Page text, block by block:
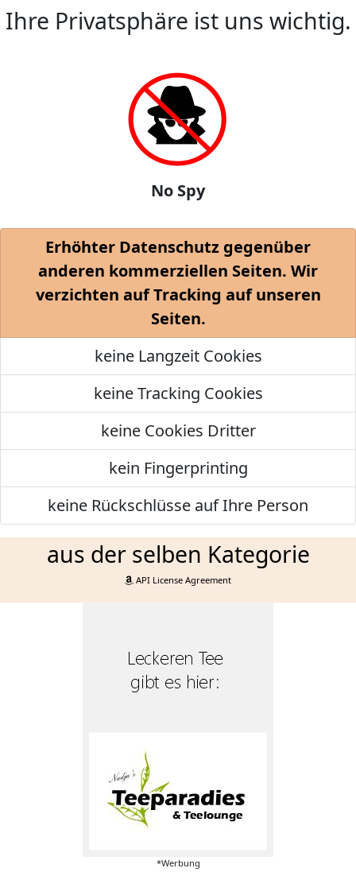
Ihre Privatsphäre ist uns wichtig.
No Spy
Erhöhter Datenschutz gegenüber
anderen kommerziellen Seiten. Wir
verzichten auf Tracking auf unseren
Seiten.
keine Langzeit Cookies
keine Tracking Cookies
keine Cookies Dritter
kein Fingerprinting
keine Rückschlüsse auf Ihre Person
aus der selben Kategorie
API License Agreement
*Werbung